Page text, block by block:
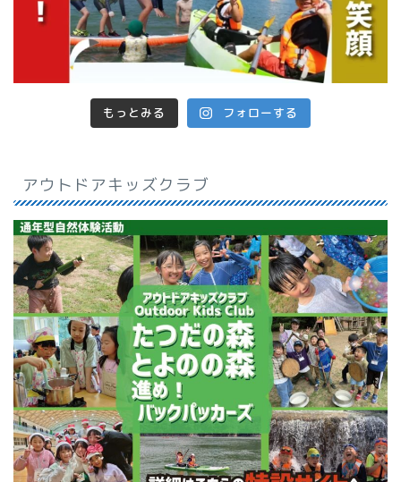
もっとみる フォローする
アウトドアキッズクラブ